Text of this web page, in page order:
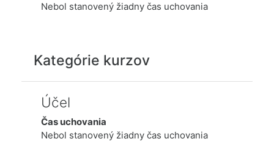
Nebol stanovený žiadny čas uchovania
Kategórie kurzov
Účel
Čas uchovania
Nebol stanovený žiadny čas uchovania